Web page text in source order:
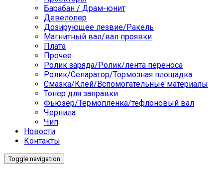
Барабан / Драм-юнит
Девелопер
Дозирующее лезвие/Ракель
Магнитный вал/вал проявки
Плата
Прочее
Ролик заряда/Ролик/лента переноса
Ролик/Сепаратор/Тормозная площадка
Смазка/Клей/Вспомогательные материалы
Тонер для заправки
Фьюзер/Термопленка/тефлоновый вал
Чернила
Чип
Новости
Контакты
Toggle navigation